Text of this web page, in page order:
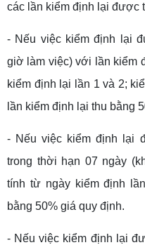
các lần kiểm định lại được
- Nếu việc kiểm định lại
giờ làm việc) với lần kiểm
kiểm định lại lần 1 và 2;
lần kiểm định lại thu bằng
- Nếu việc kiểm định lại
trong thời hạn 07 ngày
tính từ ngày kiểm định
bằng 50% giá quy định.
- Nếu việc kiểm định lại